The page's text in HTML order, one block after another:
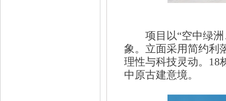
项目以“空中绿
象。立面采用简约利
理性与科技灵动。18
中原古建意境。